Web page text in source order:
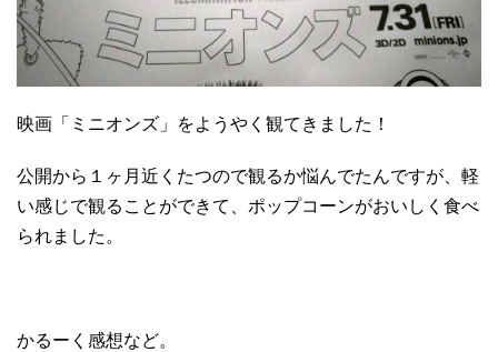
映画「ミニオンズ」をようやく観てきました！
公開から１ヶ月近くたつので観るか悩んでたんですが、軽
い感じで観ることができて、ポップコーンがおいしく食べ
られました。
かるーく感想など。